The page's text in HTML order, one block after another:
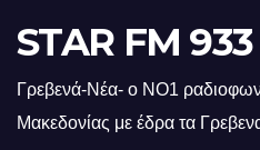
STAR FM 933
Γρεβενά-Νέα- ο ΝΟ1
Μακεδονίας με έδρα τα